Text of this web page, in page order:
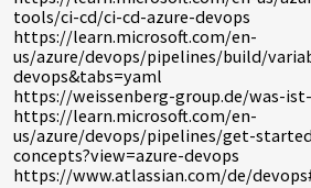
tools/ci-cd/ci-cd-azure-devops
https://learn.microsoft.com/en-
us/azure/devops/pipelines/build/
devops&tabs=yaml
https://weissenberg-group.de/was-
https://learn.microsoft.com/en-
us/azure/devops/pipelines/get-
concepts?view=azure-devops
https://www.atlassian.com/de/